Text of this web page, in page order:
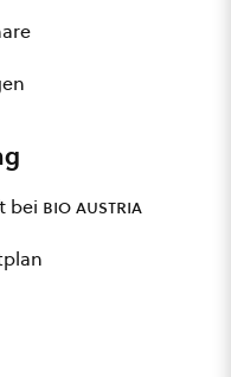
bei bio austria